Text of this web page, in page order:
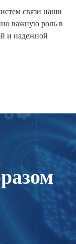
связи наши
важную роль в
и надежной